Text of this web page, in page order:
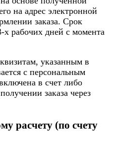
на адрес электронной
заказа. Срок
х рабочих дней с момента
указанным в
с персональным
в счет либо
заказа через
расчету (по счету